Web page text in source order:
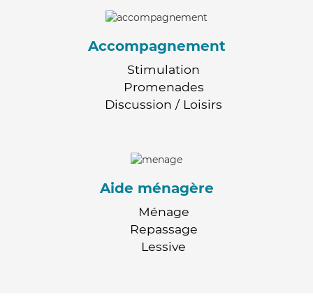
Accompagnement
Stimulation
Promenades
Discussion / Loisirs
Aide ménagère
Ménage
Repassage
Lessive